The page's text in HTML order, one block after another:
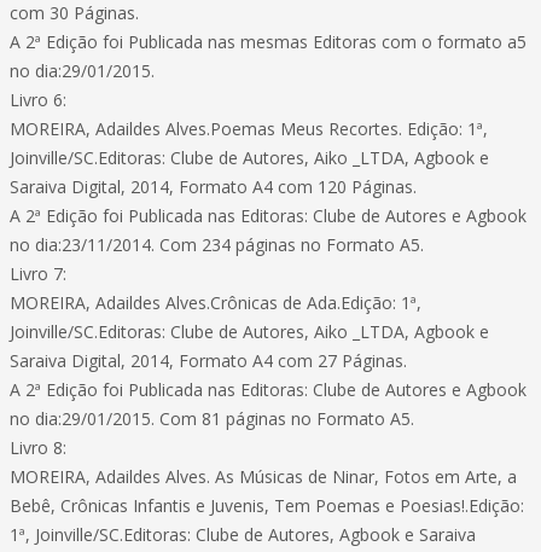
com 30 Páginas.
A 2ª Edição foi Publicada nas mesmas Editoras com o formato a5
no dia:29/01/2015.
Livro 6:
MOREIRA, Adaildes Alves.Poemas Meus Recortes. Edição: 1ª,
Joinville/SC.Editoras: Clube de Autores, Aiko _LTDA, Agbook e
Saraiva Digital, 2014, Formato A4 com 120 Páginas.
A 2ª Edição foi Publicada nas Editoras: Clube de Autores e Agbook
no dia:23/11/2014. Com 234 páginas no Formato A5.
Livro 7:
MOREIRA, Adaildes Alves.Crônicas de Ada.Edição: 1ª,
Joinville/SC.Editoras: Clube de Autores, Aiko _LTDA, Agbook e
Saraiva Digital, 2014, Formato A4 com 27 Páginas.
A 2ª Edição foi Publicada nas Editoras: Clube de Autores e Agbook
no dia:29/01/2015. Com 81 páginas no Formato A5.
Livro 8:
MOREIRA, Adaildes Alves. As Músicas de Ninar, Fotos em Arte, a
Bebê, Crônicas Infantis e Juvenis, Tem Poemas e Poesias!.Edição:
1ª, Joinville/SC.Editoras: Clube de Autores, Agbook e Saraiva